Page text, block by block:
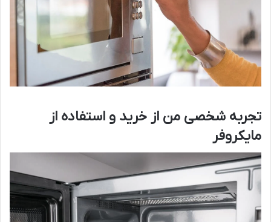
تجربه شخصی من از خرید و استفاده از
مایکروفر